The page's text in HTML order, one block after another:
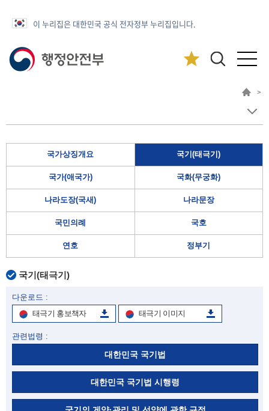
이 누리집은 대한민국 공식 전자정부 누리집입니다.
>
국가상징개요 국기(태극기)
국가(애국가) 국화(무궁화)
나라도장(국새) 나라문장
국민의례 국호
연호 정부기
국기(태극기)
다운로드 :
태극기 홍보책자
태극기 이미지
관련법령 :
대한민국 국기법
대한민국 국기법 시행령